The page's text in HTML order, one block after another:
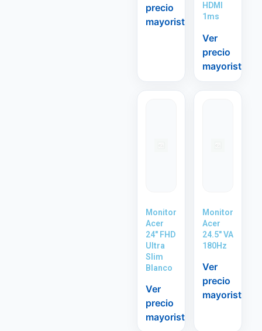
precio
mayorista
HDMI
1ms
Ver
precio
mayorista
Monitor
Acer
24″ FHD
Ultra
Slim
Blanco
Ver
precio
mayorista
Monitor
Acer
24.5″ VA
180Hz
Ver
precio
mayorista